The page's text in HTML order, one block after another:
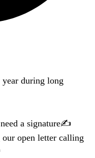
during long
need a signature✍️
open letter calling